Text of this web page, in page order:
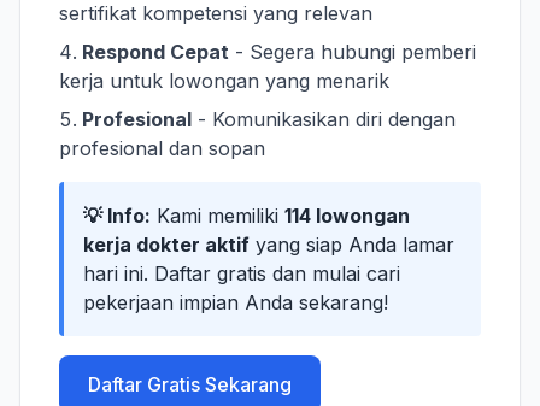
sertifikat kompetensi yang relevan
Respond Cepat - Segera hubungi pemberi
kerja untuk lowongan yang menarik
Profesional - Komunikasikan diri dengan
profesional dan sopan
💡 Info: Kami memiliki 114 lowongan
kerja dokter aktif yang siap Anda lamar
hari ini. Daftar gratis dan mulai cari
pekerjaan impian Anda sekarang!
Daftar Gratis Sekarang